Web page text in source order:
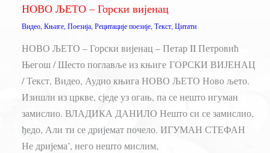
ЗДРАВОГО
РАЗУМА
НОВО ЉЕТО – Горски вијенац
Видео, Књиге, Поезија, Рецитације поезије, Текст, Цитати
НОВО ЉЕТО – Горски вијенац – Петар II Петровић
Његош / Шесто поглавље из књиге ГОРСКИ ВИЈЕНАЦ
/ Текст, Видео, Аудио књига НОВО ЉЕТО Ново љето.
Изишли из цркве, сједе уз огањ, па се нешто игуман
замислио. ВЛАДИКА ДАНИЛО Нешто си се замислио,
ђедо, Али ти се дријемат почело. ИГУМАН СТЕФАН
Не дријема’, него нешто мислим,